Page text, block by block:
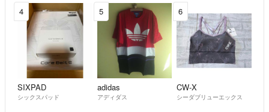
4
SIXPAD
シックスパッド
5
adidas
アディダス
6
CW-X
シーダブリューエックス